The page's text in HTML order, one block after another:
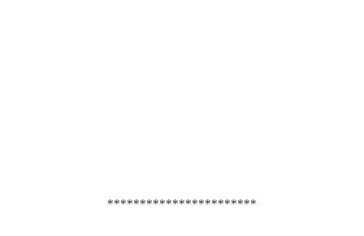
***********************